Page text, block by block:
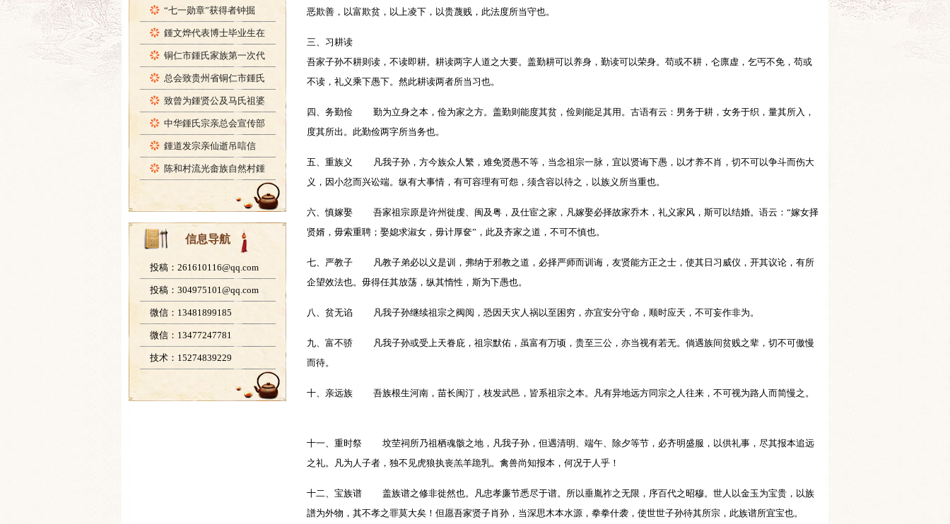
“七一勋章”获得者钟掘
鍾文烨代表博士毕业生在
铜仁市鍾氏家族第一次代
总会致贵州省铜仁市鍾氏
致曾为鍾贤公及马氏祖婆
中华鍾氏宗亲总会宣传部
鍾道发宗亲仙逝吊唁信
陈和村流光畲族自然村鍾
信息导航
投稿：261610116@qq.com
投稿：304975101@qq.com
微信：13481899185
微信：13477247781
技术：15274839229
恶欺善，以富欺贫，以上凌下，以贵蔑贱，此法度所当守也。
三、习耕读
吾家子孙不耕则读，不读即耕。耕读两字人道之大要。盖勤耕可以养身，勤读可以荣身。苟或不耕，仑廪虚，乞丐不免，苟或
不读，礼义乘下愚下。然此耕读两者所当习也。
四、务勤俭 勤为立身之本，俭为家之方。盖勤则能度其贫，俭则能足其用。古语有云：男务于耕，女务于织，量其所入，
度其所出。此勤俭两字所当务也。
五、重族义 凡我子孙，方今族众人繁，难免贤愚不等，当念祖宗一脉，宜以贤诲下愚，以才养不肖，切不可以争斗而伤大
义，因小忿而兴讼端。纵有大事情，有可容理有可怨，须含容以待之，以族义所当重也。
六、慎嫁娶 吾家祖宗原是许州徙虔、闽及粤，及仕宦之家，凡嫁娶必择故家乔木，礼义家风，斯可以结婚。语云：“嫁女择
贤婿，毋索重聘；娶媳求淑女，毋计厚奁”，此及齐家之道，不可不慎也。
七、严教子 凡教子弟必以义是训，弗纳于邪教之道，必择严师而训诲，友贤能方正之士，使其日习威仪，开其议论，有所
企望效法也。毋得任其放荡，纵其惰性，斯为下愚也。
八、贫无谄 凡我子孙继续祖宗之阀阅，恐因天灾人祸以至困穷，亦宜安分守命，顺时应天，不可妄作非为。
九、富不骄 凡我子孙或受上天眷庇，祖宗默佑，虽富有万顷，贵至三公，亦当视有若无。倘遇族间贫贱之辈，切不可傲慢
而待。
十、亲远族 吾族根生河南，苗长闽汀，枝发武邑，皆系祖宗之本。凡有异地远方同宗之人往来，不可视为路人而简慢之。
十一、重时祭 坟茔祠所乃祖栖魂骸之地，凡我子孙，但遇清明、端午、除夕等节，必齐明盛服，以供礼事，尽其报本追远
之礼。凡为人子者，独不见虎狼执丧羔羊跪乳。禽兽尚知报本，何况于人乎！
十二、宝族谱 盖族谱之修非徙然也。凡忠孝廉节悉尽于谱。所以垂胤祚之无限，序百代之昭穆。世人以金玉为宝贵，以族
譜为外物，其不孝之罪莫大矣！但愿吾家贤子肖孙，当深思木本水源，拳拳什袭，使世世子孙待其所宗，此族谱所宜宝也。